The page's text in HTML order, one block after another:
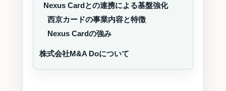
Nexus Cardとの連携による基盤強化
西京カードの事業内容と特徴
Nexus Cardの強み
株式会社M&A Doについて